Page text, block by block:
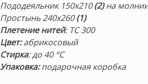
Пододеяльник 150х210(2)на
Простынь 240х260(1)
Плетение нитей: TC 300
Цвет:абрикосовый
Стирка: до 40 °С
Упаковка:подарочная коробка